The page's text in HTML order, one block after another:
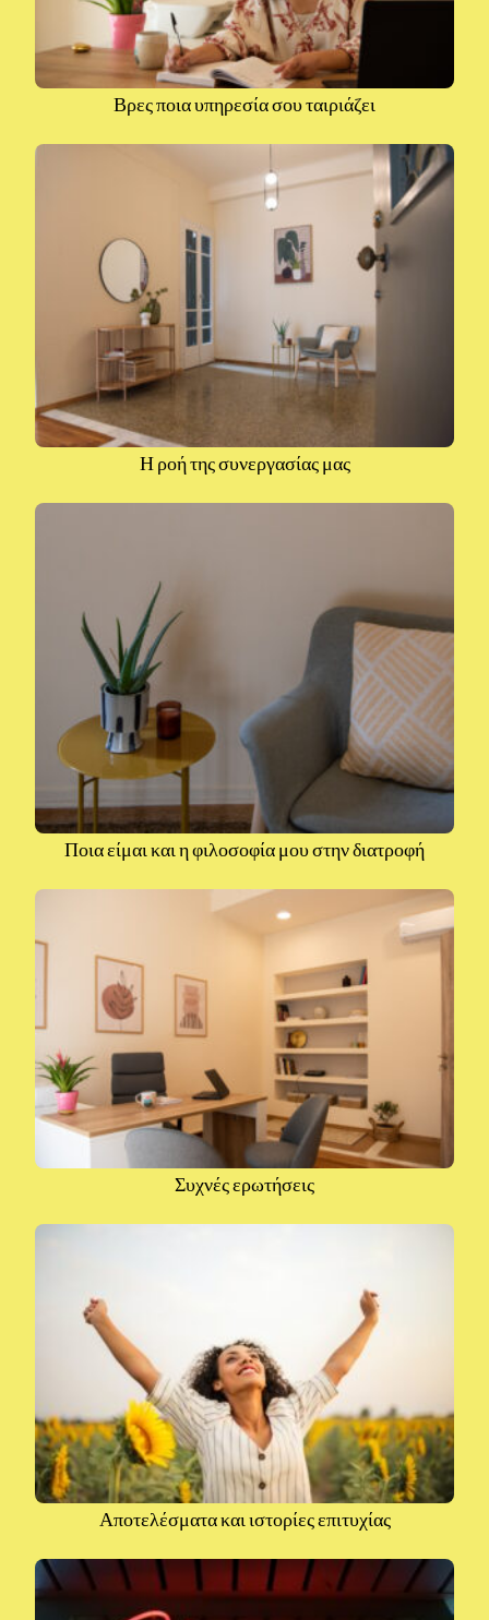
Βρες ποια υπηρεσία σου ταιριάζει
Η ροή της συνεργασίας μας
Ποια είμαι και η φιλοσοφία μου στην διατροφή
Συχνές ερωτήσεις
Αποτελέσματα και ιστορίες επιτυχίας